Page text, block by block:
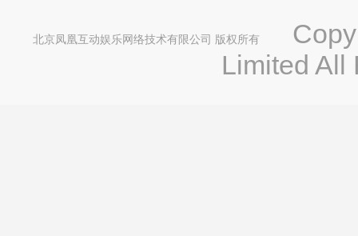
北京凤凰互动娱乐网络技术有限公司 版权所有
Limited All